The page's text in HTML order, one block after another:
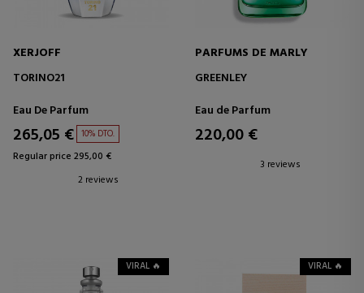
XERJOFF
TORINO21
Eau De Parfum
265,05 € 10% DTO.
Regular price 295,00 €
2 reviews
PARFUMS DE MARLY
GREENLEY
Eau de Parfum
220,00 €
3 reviews
VIRAL 🔥 VIRAL 🔥